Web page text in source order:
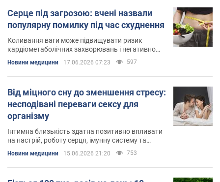
Серце під загрозою: вчені назвали
популярну помилку під час схуднення
Коливання ваги може підвищувати ризик
кардіометаболічних захворювань і негативно
Новини медицини 17.06.2026 07:23 597
Від міцного сну до зменшення стресу:
несподівані переваги сексу для
організму
Інтимна близькість здатна позитивно впливати
на настрій, роботу серця, імунну систему та
Новини медицини 15.06.2026 21:20 753